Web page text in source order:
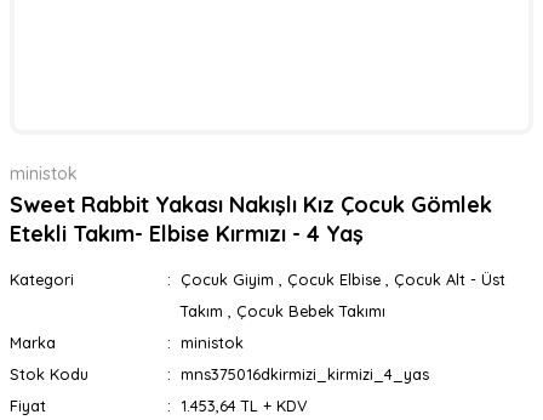
ministok
Sweet Rabbit Yakası Nakışlı Kız Çocuk Gömlek
Etekli Takım- Elbise Kırmızı - 4 Yaş
Kategori Çocuk Giyim Çocuk Elbise
Çocuk Alt - Üst
Takım
Çocuk Bebek Takımı
Marka
ministok
Stok Kodu
mns375016dkirmizi_kirmizi_4_yas
Fiyat
1.453,64 TL + KDV